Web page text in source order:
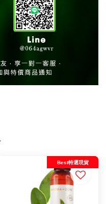
Best特選現貨